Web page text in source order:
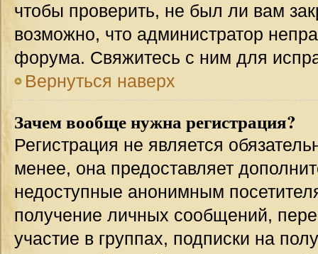
чтобы проверить, не был ли вам
возможно, что администратор
форума. Свяжитесь с ним для
Вернуться наверх
Зачем вообще нужна регистрация?
Регистрация не является
менее, она предоставляет
недоступные анонимным
получение личных сообщений,
участие в группах, подписки на